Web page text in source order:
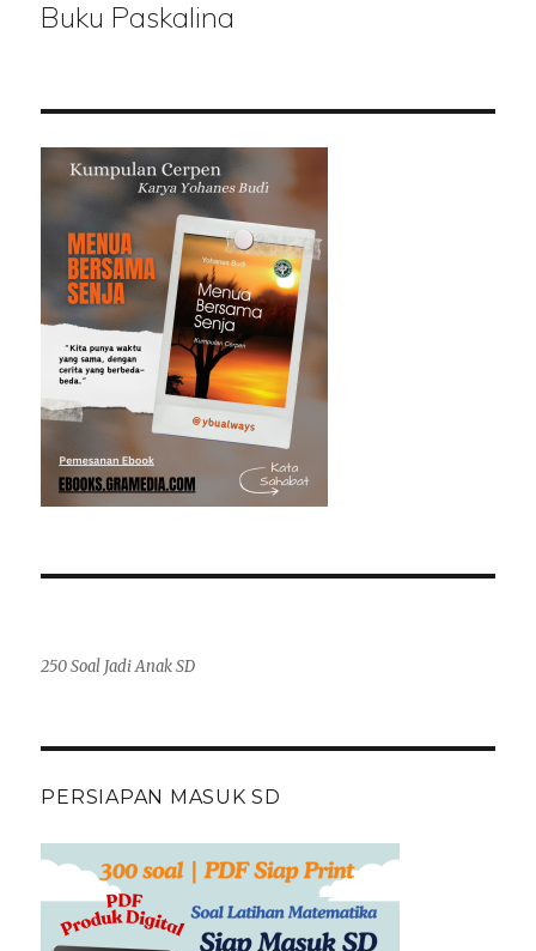
Buku Paskalina
250 Soal Jadi Anak SD
PERSIAPAN MASUK SD